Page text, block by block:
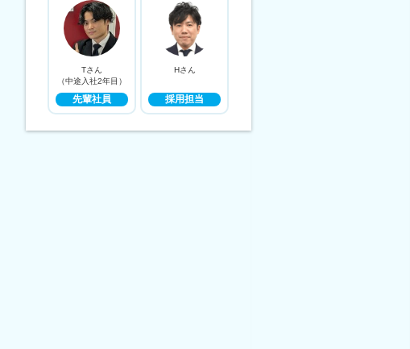
Tさん
（中途入社2年目）
先輩社員
Hさん
採用担当